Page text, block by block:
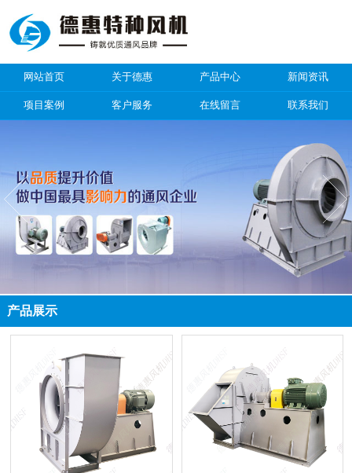
网站首页 关于德惠 产品中心 新闻资讯
项目案例 客户服务 在线留言 联系我们
产品展示